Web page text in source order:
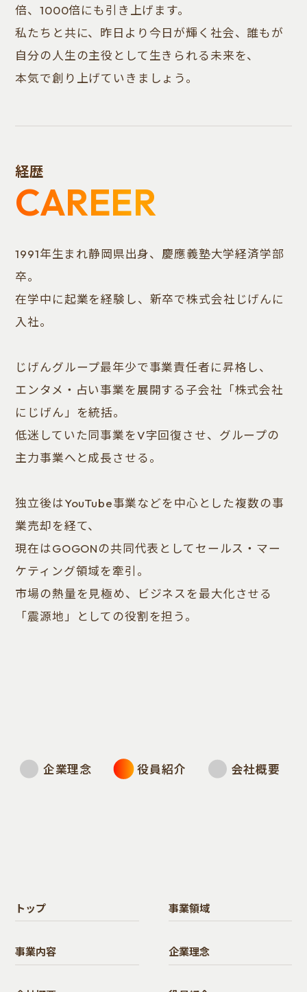
倍、1000倍にも引き上げます。
私たちと共に、昨日より今日が輝く社会、誰もが
自分の人生の主役として生きられる未来を、
本気で創り上げていきましょう。
経歴
CAREER
1991年生まれ静岡県出身、慶應義塾大学経済学部
卒。
在学中に起業を経験し、新卒で株式会社じげんに
入社。
じげんグループ最年少で事業責任者に昇格し、
エンタメ・占い事業を展開する子会社「株式会社
にじげん」を統括。
低迷していた同事業をV字回復させ、グループの
主力事業へと成長させる。
独立後はYouTube事業などを中心とした複数の事
業売却を経て、
現在はGOGONの共同代表としてセールス・マー
ケティング領域を牽引。
市場の熱量を見極め、ビジネスを最大化させる
「震源地」としての役割を担う。
企業理念 役員紹介 会社概要
トップ 事業領域
事業内容 企業理念